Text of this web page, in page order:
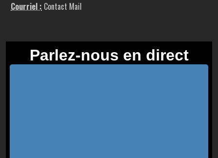
Courriel : Contact Mail